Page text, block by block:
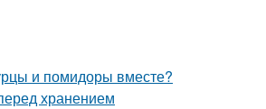
и помидоры вместе?
хранением